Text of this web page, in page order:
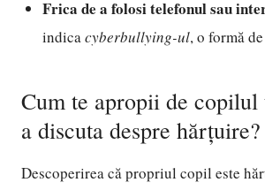
Frica de a folosi telefonul sau
indicacyberbullying-ul, o formă
Cum te apropii de copilul
a discuta despre hărțuire?
Descoperirea că propriul copil este